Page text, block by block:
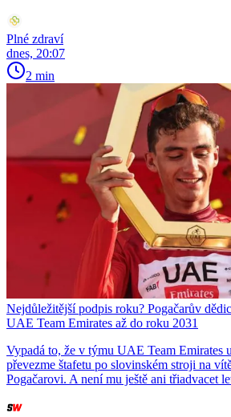
Plné zdraví
dnes, 20:07
2 min
Nejdůležitější podpis roku? Pogačarův
UAE Team Emirates až do roku 2031
Vypadá to, že v týmu UAE Team Emirates
převezme štafetu po slovinském stroji na
Pogačarovi. A není mu ještě ani třiadvacet